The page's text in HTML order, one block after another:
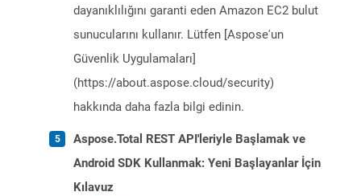
dayanıklılığını garanti eden Amazon EC2 bulut
sunucularını kullanır. Lütfen [Aspose'un
Güvenlik Uygulamaları]
(https://about.aspose.cloud/security)
hakkında daha fazla bilgi edinin.
Aspose.Total REST API'leriyle Başlamak ve
Android SDK Kullanmak: Yeni Başlayanlar İçin
Kılavuz